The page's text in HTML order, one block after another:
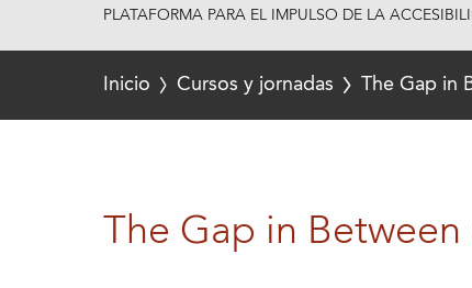
PLATAFORMA PARA EL IMPULSO DE LA
Inicio Cursos y jornadas The Gap in
The Gap in Between